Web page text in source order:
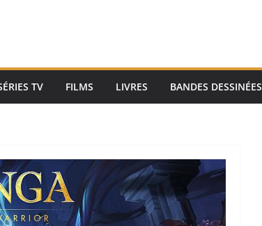
TV FILMS LIVRES BANDES DESSINÉES